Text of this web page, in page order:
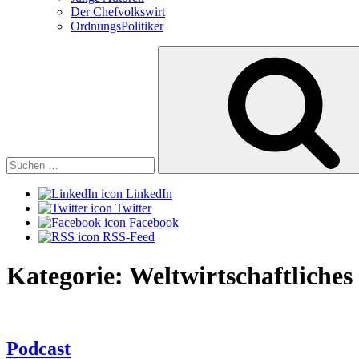
Der Chefvolkswirt
OrdnungsPolitiker
LinkedIn
Twitter
Facebook
RSS-Feed
Kategorie: Weltwirtschaftliches
Podcast